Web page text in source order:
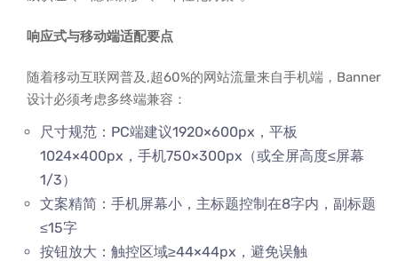
响应式与移动端适配要点
随着移动互联网普及,超60%的网站流量来自手机端，Banner
设计必须考虑多终端兼容：
尺寸规范：PC端建议1920×600px，平板
1024×400px，手机750×300px（或全屏高度≤屏幕
1/3）
文案精简：手机屏幕小，主标题控制在8字内，副标题
≤15字
按钮放大：触控区域≥44×44px，避免误触